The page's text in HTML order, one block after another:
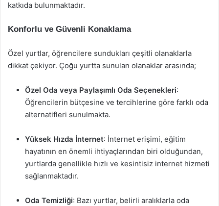
katkıda bulunmaktadır.
Konforlu ve Güvenli Konaklama
Özel yurtlar, öğrencilere sundukları çeşitli olanaklarla
dikkat çekiyor. Çoğu yurtta sunulan olanaklar arasında;
Özel Oda veya Paylaşımlı Oda Seçenekleri:
Öğrencilerin bütçesine ve tercihlerine göre farklı oda
alternatifleri sunulmakta.
Yüksek Hızda İnternet: İnternet erişimi, eğitim
hayatının en önemli ihtiyaçlarından biri olduğundan,
yurtlarda genellikle hızlı ve kesintisiz internet hizmeti
sağlanmaktadır.
Oda Temizliği: Bazı yurtlar, belirli aralıklarla oda